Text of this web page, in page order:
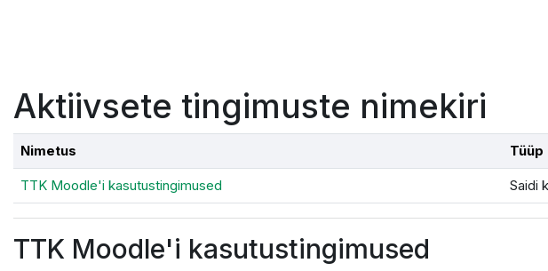
Aktiivsete tingimuste nimekiri
Nimetus Tüüp
TTK Moodle'i kasutustingimused Saidi
TTK Moodle'i kasutustingimused